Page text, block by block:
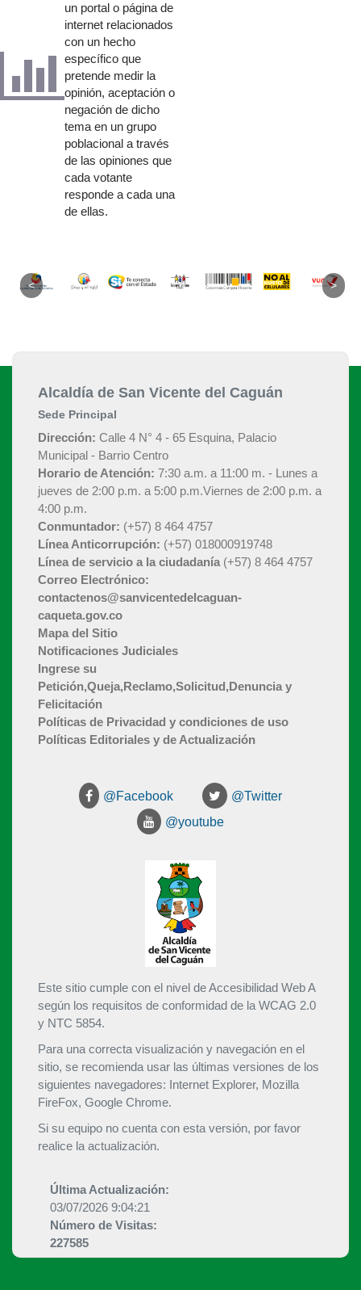
un portal o página de
internet relacionados
con un hecho
específico que
pretende medir la
opinión, aceptación o
negación de dicho
tema en un grupo
poblacional a través
de las opiniones que
cada votante
responde a cada una
de ellas.​​​​​​​​​​​​​​​​​
Alcaldía de San Vicente del Caguán
Sede Principal
Dirección: Calle 4 N° 4 - 65 Esquina, Palacio
Municipal - Barrio Centro
Horario de Atención: 7:30 a.m. a 11:00 m. - Lunes a
jueves de 2:00 p.m. a 5:00 p.m.Viernes de 2:00 p.m. a
4:00 p.m.
Conmuntador: (+57) 8 464 4757
Línea Anticorrupción: (+57) 018000919748
Línea de servicio a la ciudadanía (+57) 8 464 4757
Correo Electrónico:
contactenos@sanvicentedelcaguan-
caqueta.gov.co
Mapa del Sitio
Notificaciones Judiciales
Ingrese su
Petición,Queja,Reclamo,Solicitud,Denuncia y
Felicitación
Políticas de Privacidad y condiciones de uso
Políticas Editoriales y de Actualización
@Facebook
@Twitter
@youtube
Este sitio cumple con el nivel de Accesibilidad Web A
según los requisitos de conformidad de la WCAG 2.0
y NTC 5854.
Para una correcta visualización y navegación en el
sitio, se recomienda usar las últimas versiones de los
siguientes navegadores: Internet Explorer, Mozilla
FireFox, Google Chrome.
Si su equipo no cuenta con esta versión, por favor
realice la actualización.
Última Actualización:
03/07/2026 9:04:21
Número de Visitas:
227585